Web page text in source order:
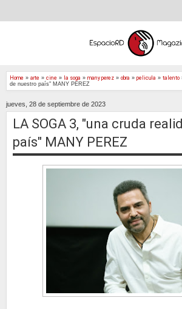
Home » arte » cine » la soga » many perez » obra » pelicula » talento
de nuestro país" MANY PEREZ
jueves, 28 de septiembre de 2023
LA SOGA 3, "una cruda
país" MANY PEREZ